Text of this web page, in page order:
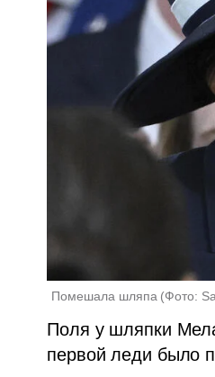
Помешала шляпа (Фото:
Поля у шляпки
первой леди было